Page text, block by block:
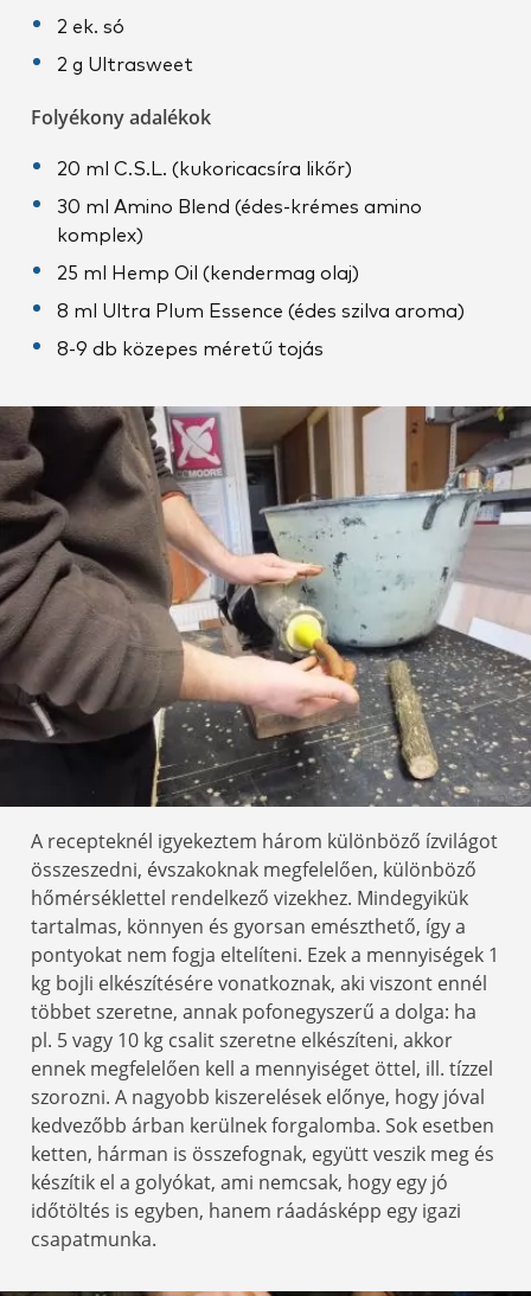
2 ek. só
2 g Ultrasweet
Folyékony adalékok
20 ml C.S.L. (kukoricacsíra likőr)
30 ml Amino Blend (édes-krémes amino
komplex)
25 ml Hemp Oil (kendermag olaj)
8 ml Ultra Plum Essence (édes szilva aroma)
8-9 db közepes méretű tojás
A recepteknél igyekeztem három különböző ízvilágot
összeszedni, évszakoknak megfelelően, különböző
hőmérséklettel rendelkező vizekhez. Mindegyikük
tartalmas, könnyen és gyorsan emészthető, így a
pontyokat nem fogja eltelíteni. Ezek a mennyiségek 1
kg bojli elkészítésére vonatkoznak, aki viszont ennél
többet szeretne, annak pofonegyszerű a dolga: ha
pl. 5 vagy 10 kg csalit szeretne elkészíteni, akkor
ennek megfelelően kell a mennyiséget öttel, ill. tízzel
szorozni. A nagyobb kiszerelések előnye, hogy jóval
kedvezőbb árban kerülnek forgalomba. Sok esetben
ketten, hárman is összefognak, együtt veszik meg és
készítik el a golyókat, ami nemcsak, hogy egy jó
időtöltés is egyben, hanem ráadásképp egy igazi
csapatmunka.